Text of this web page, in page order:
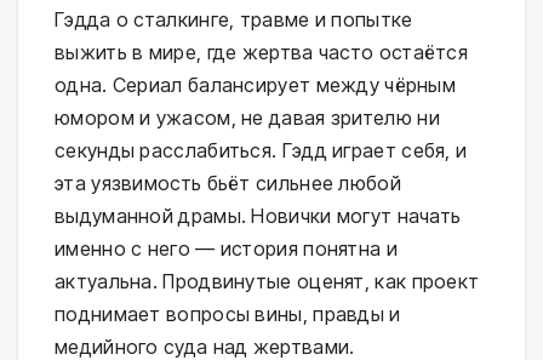
Гэдда о сталкинге, травме и попытке
выжить в мире, где жертва часто остаётся
одна. Сериал балансирует между чёрным
юмором и ужасом, не давая зрителю ни
секунды расслабиться. Гэдд играет себя, и
эта уязвимость бьёт сильнее любой
выдуманной драмы. Новички могут начать
именно с него — история понятна и
актуальна. Продвинутые оценят, как проект
поднимает вопросы вины, правды и
медийного суда над жертвами.